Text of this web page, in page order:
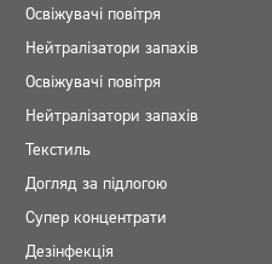
Освіжувачі повітря
Нейтралізатори запахів
Освіжувачі повітря
Нейтралізатори запахів
Текстиль
Догляд за підлогою
Супер концентрати
Дезінфекція